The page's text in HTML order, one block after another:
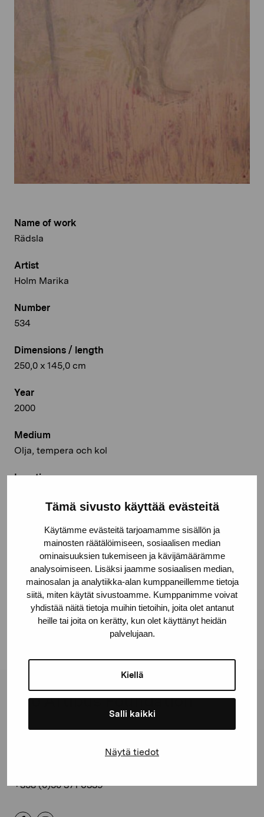
Tämä sivusto käyttää evästeitä
Käytämme evästeitä tarjoamamme sisällön ja
mainosten räätälöimiseen, sosiaalisen median
ominaisuuksien tukemiseen ja kävijämäärämme
analysoimiseen. Lisäksi jaamme sosiaalisen median,
mainosalan ja analytiikka-alan kumppaneillemme tietoja
siitä, miten käytät sivustoamme. Kumppanimme voivat
yhdistää näitä tietoja muihin tietoihin, joita olet antanut
heille tai joita on kerätty, kun olet käyttänyt heidän
palvelujaan.
Kiellä
Salli kaikki
Näytä tiedot
Name of work
Rädsla
Artist
Holm Marika
Number
534
Dimensions / length
250,0 x 145,0 cm
Year
2000
Medium
Olja, tempera och kol
Location
Share:
Facebook
Linkedin
Pro Artibus Foundation
+358 (0)50 371 6339